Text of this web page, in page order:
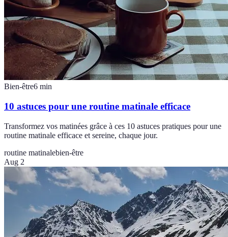
Bien-être6 min
10 astuces pour une routine matinale efficace
Transformez vos matinées grâce à ces 10 astuces pratiques pour une
routine matinale efficace et sereine, chaque jour.
routine matinalebien-être
Aug 2